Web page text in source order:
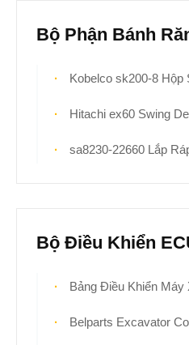
Bộ Phận Bánh
Kobelco sk200-8 Hộp Số Du Lịch Nhện Vận Chuyển Hành Tinh
Hitachi ex60 Swing
sa8230-22660 Lắp Ráp
Bộ Điều Khiển
Bảng Điều Khiển Máy
Belparts Excavator Computer